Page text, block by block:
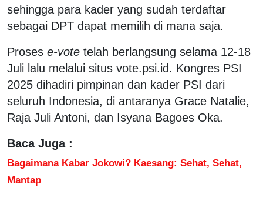
sehingga para kader yang sudah terdaftar
sebagai DPT dapat memilih di mana saja.
Proses e-vote telah berlangsung selama 12-18
Juli lalu melalui situs vote.psi.id. Kongres PSI
2025 dihadiri pimpinan dan kader PSI dari
seluruh Indonesia, di antaranya Grace Natalie,
Raja Juli Antoni, dan Isyana Bagoes Oka.
Baca Juga :
Bagaimana Kabar Jokowi? Kaesang: Sehat, Sehat,
Mantap